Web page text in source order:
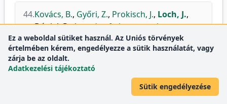
44.Kovács, B., Győri, Z., Prokisch, J., Loch, J.,
Dániel, P.:A study of plant sample
preparation and inductively coupled plasma
emission spectrometry parameters.
Commun. Soil Sci. Plant Anal.
1198, 1996.
Ez a weboldal sütiket használ. Az Uniós törvények
értelmében kérem, engedélyezze a sütik használatát, vagy
zárja be az oldalt.
Adatkezelési tájékoztató
Sütik engedélyezése